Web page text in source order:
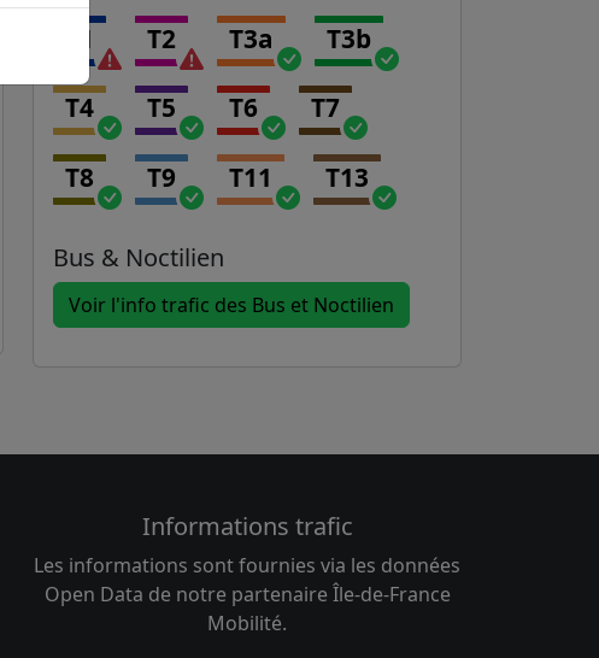
T1 T2 T3a T3b
T4 T5 T6 T7
T8 T9 T11 T13
Bus & Noctilien
Voir l'info trafic des Bus et Noctilien
Informations trafic
Les informations sont fournies via les données
Open Data de notre partenaire Île-de-France
Mobilité.